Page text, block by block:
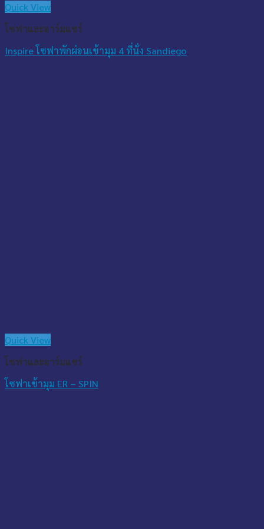
Quick View
โซฟาและอาร์มแชร์
Inspire โซฟาพักผ่อนเข้ามุม 4 ที่นั่ง Sandiego
Quick View
โซฟาและอาร์มแชร์
โซฟาเข้ามุม ER – SPIN